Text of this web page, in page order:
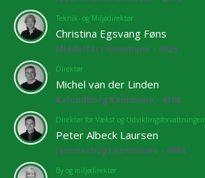
Teknik- og Miljødirektør
Christina Egsvang Føns
Middelfart Kommune - 4525
Direktør
Michel van der Linden
Kalundborg Kommune - 4108
Direktør for Vækst og Udviklingsforvaltningen
Peter Albeck Laursen
Jammerbugt Kommune - 4068
By og miljødirektør